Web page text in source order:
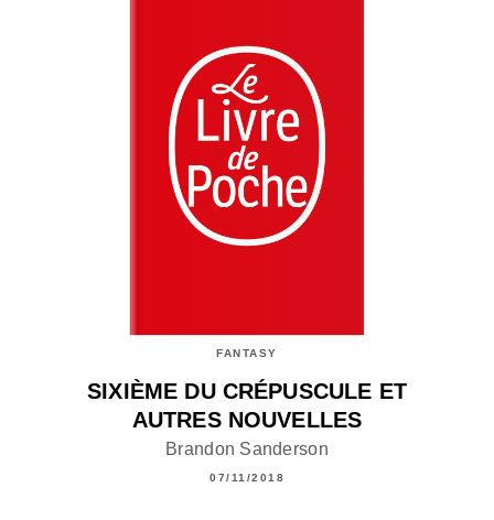
FANTASY
SIXIÈME DU CRÉPUSCULE ET
AUTRES NOUVELLES
Brandon Sanderson
07/11/2018